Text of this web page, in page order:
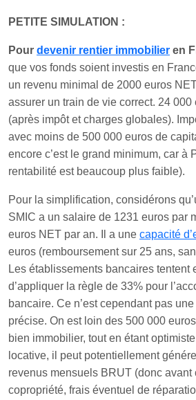
PETITE SIMULATION :
Pour devenir rentier immobilier en
que vos fonds soient investis en
un revenu minimal de 2000 euros
assurer un train de vie correct. 24
(après impôt et charges globales).
avec moins de 500 000 euros de
encore c’est le grand minimum, car à
rentabilité est beaucoup plus faible).
Pour la simplification, considérons
SMIC a un salaire de 1231 euros par
euros NET par an. Il a une capacité
euros (remboursement sur 25 ans,
Les établissements bancaires tentent
d’appliquer la règle de 33% pour
bancaire. Ce n’est cependant pas
précise. On est loin des 500 000
bien immobilier, tout en étant
locative, il peut potentiellement
revenus mensuels BRUT (donc avant
copropriété, frais éventuel de